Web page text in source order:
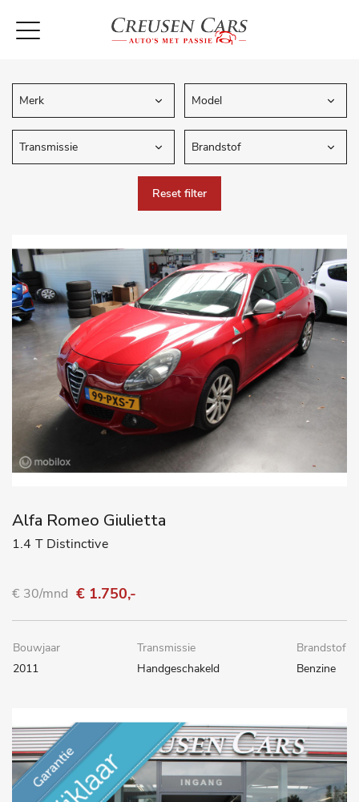
Reset filter
Alfa Romeo Giulietta
1.4 T Distinctive
€ 30/mnd € 1.750,-
Bouwjaar
2011
Transmissie
Handgeschakeld
Brandstof
Benzine